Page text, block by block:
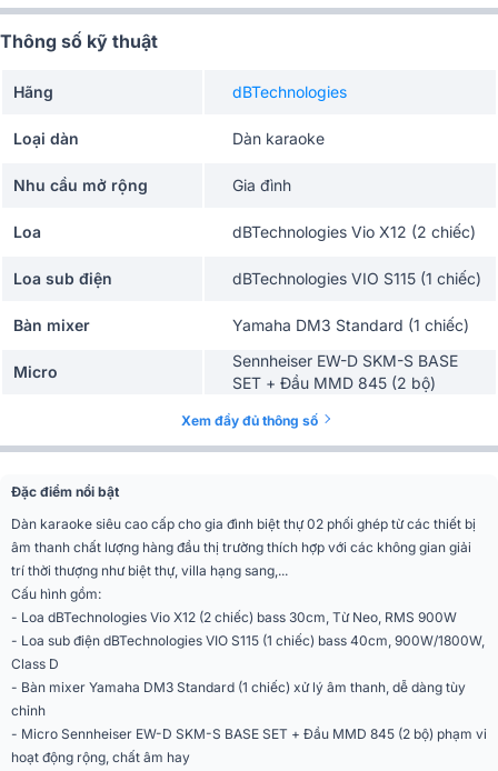
Thông số kỹ thuật
Hãng dBTechnologies
Loại dàn Dàn karaoke
Nhu cầu mở rộng Gia đình
Loa dBTechnologies Vio X12 (2 chiếc)
Loa sub điện dBTechnologies VIO S115 (1 chiếc)
Bàn mixer Yamaha DM3 Standard (1 chiếc)
Micro
Sennheiser EW-D SKM-S BASE
SET + Đầu MMD 845 (2 bộ)
Xem đầy đủ thông số
Đặc điểm nổi bật
Dàn karaoke siêu cao cấp cho gia đình biệt thự 02 phối ghép từ các thiết bị
âm thanh chất lượng hàng đầu thị trường thích hợp với các không gian giải
trí thời thượng như biệt thự, villa hạng sang,...
Cấu hình gồm:
- Loa dBTechnologies Vio X12 (2 chiếc) bass 30cm, Từ Neo, RMS 900W
- Loa sub điện dBTechnologies VIO S115 (1 chiếc) bass 40cm, 900W/1800W,
Class D
- Bàn mixer Yamaha DM3 Standard (1 chiếc) xử lý âm thanh, dễ dàng tùy
chỉnh
- Micro Sennheiser EW-D SKM-S BASE SET + Đầu MMD 845 (2 bộ) phạm vi
hoạt động rộng, chất âm hay